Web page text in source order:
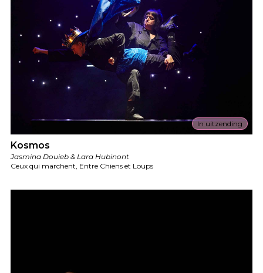
In uitzending
Kosmos
Jasmina Douieb & Lara Hubinont
Ceux qui marchent, Entre Chiens et Loups